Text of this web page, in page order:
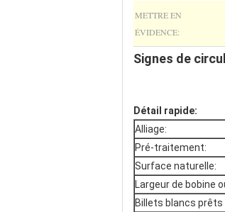
METTRE EN
ÉVIDENCE:
Signes de
Détail rapide:
Alliage:
Pré-traitement:
Surface naturelle:
Largeur de bobine
Billets blancs prêts